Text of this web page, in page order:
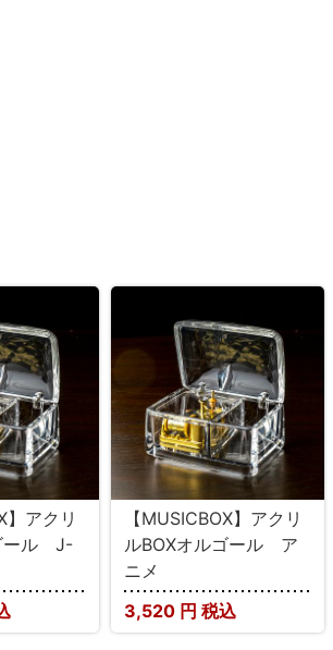
】アクリ
ール J-
【MUSICBOX】アクリ
ルBOXオルゴール ア
ニメ
3,520 円 税込